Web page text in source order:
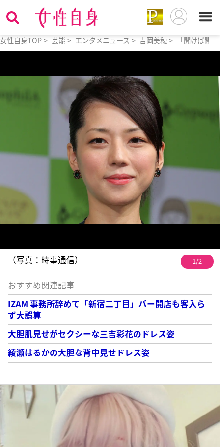
女性自身TOP > 芸能 > エンタメニュース > 吉岡美穂 > 「聞けば聞
（写真：時事通信） 1/2
おすすめ関連記事
IZAM 事務所辞めて「新宿二丁目」バー開店も客入ら
ず大誤算
大胆肌見せがセクシーな三吉彩花のドレス姿
綾瀬はるかの大胆な背中見せドレス姿